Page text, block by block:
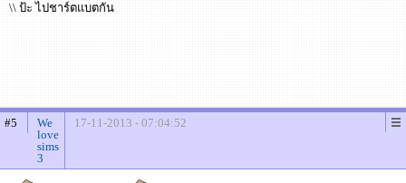
\\ ป้ะ ไปชาร์ตแบตกัน
#5
We
love
sims
3
17-11-2013 - 07:04:52